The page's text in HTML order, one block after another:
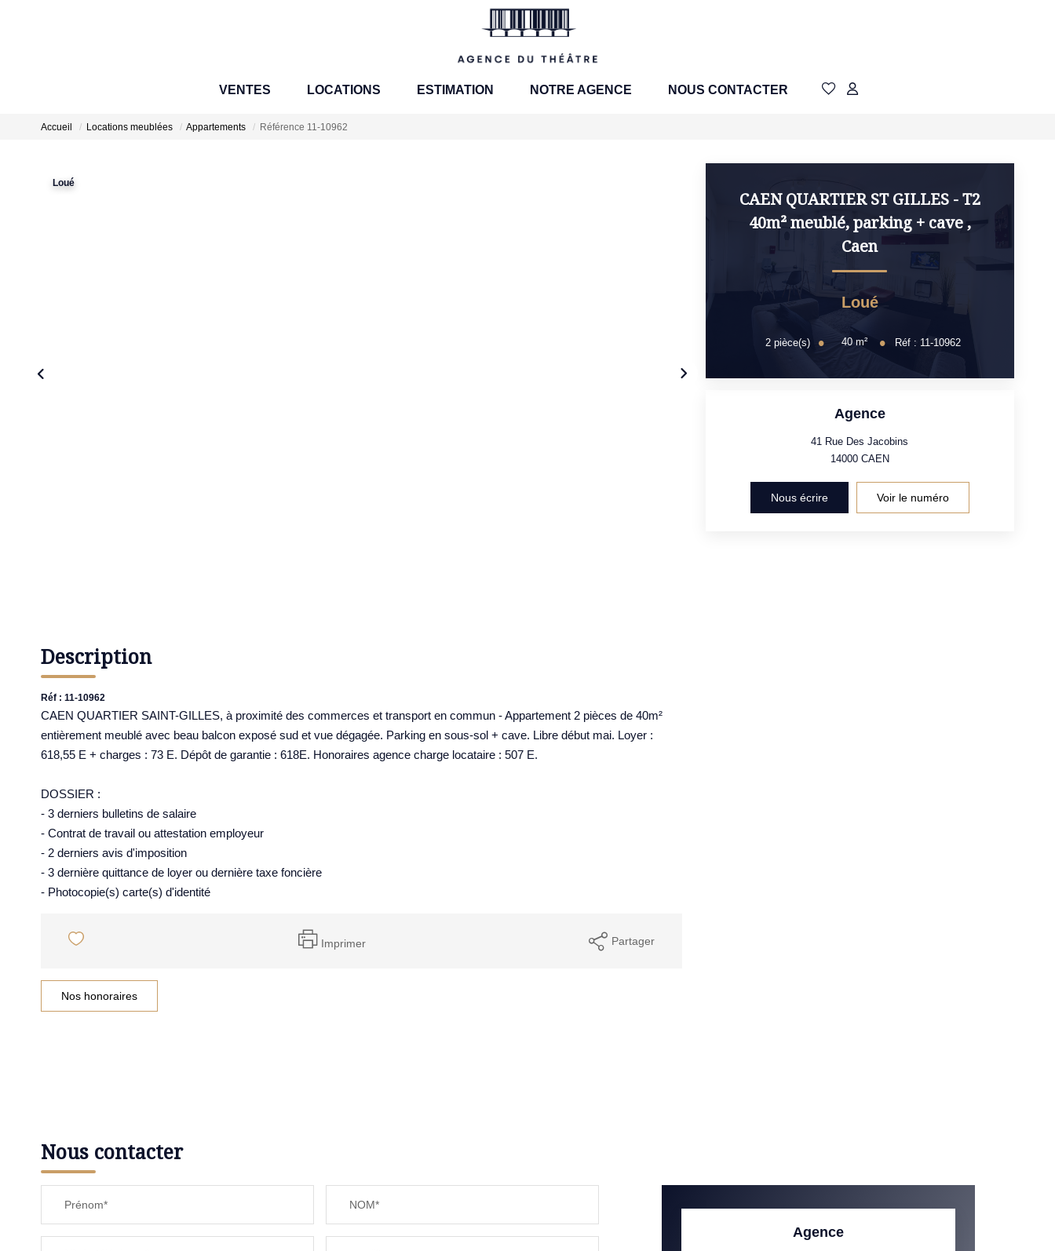
VENTES LOCATIONS ESTIMATION NOTRE AGENCE NOUS CONTACTER
Accueil Locations meublées Appartements Référence 11-10962
Loué
Description
Réf : 11-10962
CAEN QUARTIER SAINT-GILLES, à proximité des commerces et transport en commun - Appartement 2 pièces de 40m²
entièrement meublé avec beau balcon exposé sud et vue dégagée. Parking en sous-sol + cave. Libre début mai. Loyer :
618,55 E + charges : 73 E. Dépôt de garantie : 618E. Honoraires agence charge locataire : 507 E.
DOSSIER :
- 3 derniers bulletins de salaire
- Contrat de travail ou attestation employeur
- 2 derniers avis d'imposition
- 3 dernière quittance de loyer ou dernière taxe foncière
- Photocopie(s) carte(s) d'identité
Imprimer Partager
Nos honoraires
CAEN QUARTIER ST GILLES - T2
40m² meublé, parking + cave ,
Caen
Loué
2 pièce(s) 40 m² Réf : 11-10962
Agence
41 Rue Des Jacobins
14000 CAEN
Nous écrire Voir le numéro
Nous contacter
Prénom* NOM*
Agence